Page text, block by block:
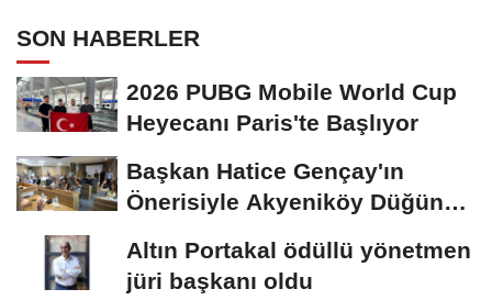
SON HABERLER
2026 PUBG Mobile World Cup
Heyecanı Paris'te Başlıyor
Başkan Hatice Gençay'ın
Önerisiyle Akyeniköy Düğün
Altın Portakal ödüllü yönetmen
jüri başkanı oldu